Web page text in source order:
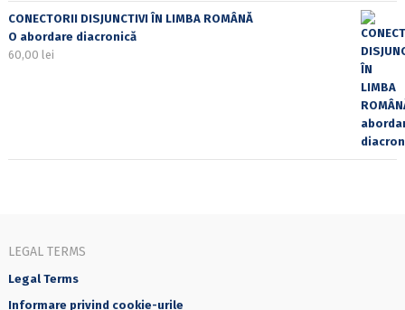
CONECTORII DISJUNCTIVI ÎN LIMBA ROMÂNĂ
O abordare diacronică
60,00 lei
LEGAL TERMS
Legal Terms
Informare privind cookie-urile